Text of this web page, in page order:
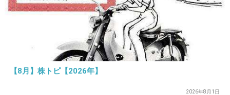
マリコ様ってそんなキャラだっけ、案外いい加
減だね。
【8月】株トピ【2026年】
2026年8月1日